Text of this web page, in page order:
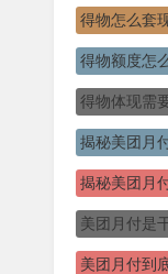
得物怎么套
得物额度怎
得物体现需
揭秘美团月
揭秘美团月
美团月付是
美团月付到